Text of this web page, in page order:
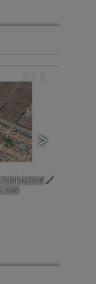
>
633968 🔗
E334